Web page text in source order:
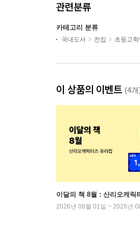
관련분류
카테고리 분류
국내도서 전집 초등고
이 상품의 이벤트 (4개
이달의 책 8월 : 산리오캐릭
2026년 08월 01일 ~ 2026년